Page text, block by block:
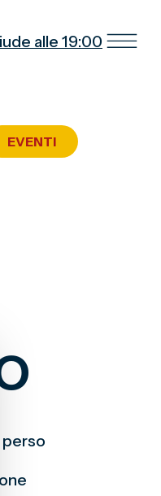
alle 19:00
EVENTI
perso